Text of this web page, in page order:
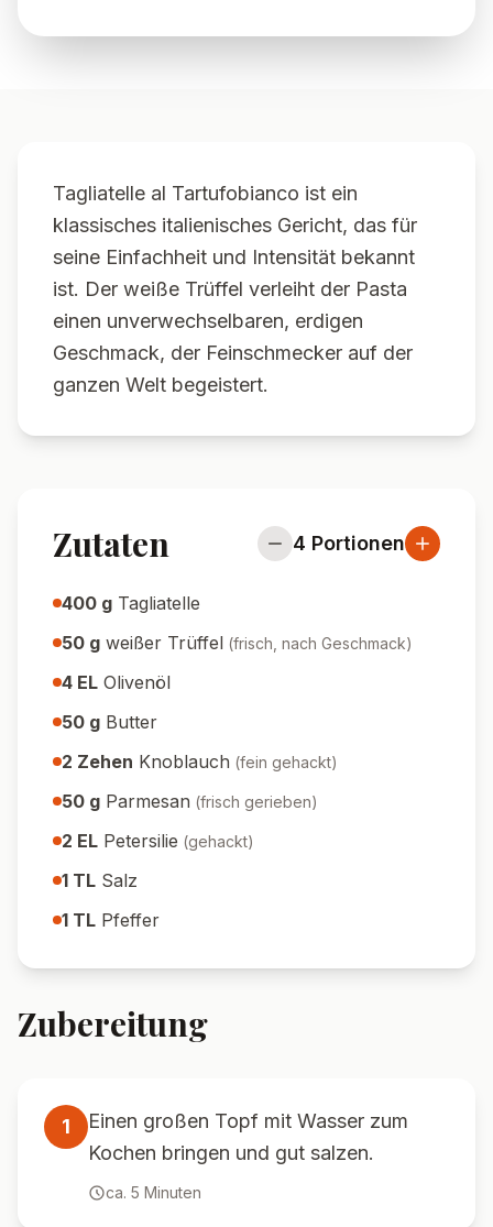
Tagliatelle al Tartufobianco ist ein
klassisches italienisches Gericht, das für
seine Einfachheit und Intensität bekannt
ist. Der weiße Trüffel verleiht der Pasta
einen unverwechselbaren, erdigen
Geschmack, der Feinschmecker auf der
ganzen Welt begeistert.
Zutaten 4 Portionen
400 g Tagliatelle
50 g weißer Trüffel (frisch, nach Geschmack)
4 EL Olivenöl
50 g Butter
2 Zehen Knoblauch (fein gehackt)
50 g Parmesan (frisch gerieben)
2 EL Petersilie (gehackt)
1 TL Salz
1 TL Pfeffer
Zubereitung
1
Einen großen Topf mit Wasser zum
Kochen bringen und gut salzen.
ca. 5 Minuten